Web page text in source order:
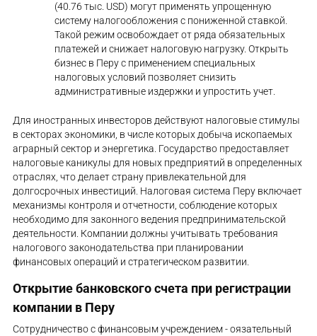
(40.76 тыс. USD) могут применять упрощенную
систему налогообложения с пониженной ставкой.
Такой режим освобождает от ряда обязательных
платежей и снижает налоговую нагрузку. Открыть
бизнес в Перу с применением специальных
налоговых условий позволяет снизить
административные издержки и упростить учет.
Для иностранных инвесторов действуют налоговые стимулы
в секторах экономики, в числе которых добыча ископаемых
аграрный сектор и энергетика. Государство предоставляет
налоговые каникулы для новых предприятий в определенных
отраслях, что делает страну привлекательной для
долгосрочных инвестиций. Налоговая система Перу включает
механизмы контроля и отчетности, соблюдение которых
необходимо для законного ведения предпринимательской
деятельности. Компании должны учитывать требования
налогового законодательства при планировании
финансовых операций и стратегическом развитии.
Открытие банковского счета при регистрации
компании в Перу
Сотрудничество с финансовым учреждением - оязательный